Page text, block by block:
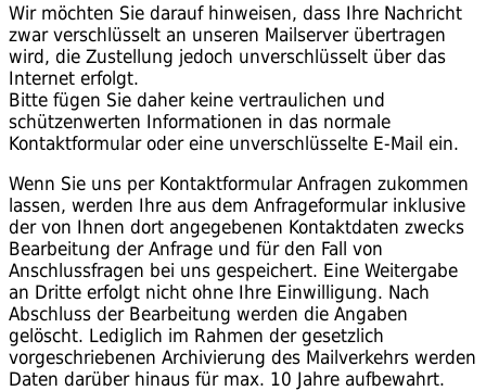
Wir möchten Sie darauf hinweisen, dass Ihre Nachricht
zwar verschlüsselt an unseren Mailserver übertragen
wird, die Zustellung jedoch unverschlüsselt über das
Internet erfolgt.
Bitte fügen Sie daher keine vertraulichen und
schützenwerten Informationen in das normale
Kontaktformular oder eine unverschlüsselte E-Mail ein.
Wenn Sie uns per Kontaktformular Anfragen zukommen
lassen, werden Ihre aus dem Anfrageformular inklusive
der von Ihnen dort angegebenen Kontaktdaten zwecks
Bearbeitung der Anfrage und für den Fall von
Anschlussfragen bei uns gespeichert. Eine Weitergabe
an Dritte erfolgt nicht ohne Ihre Einwilligung. Nach
Abschluss der Bearbeitung werden die Angaben
gelöscht. Lediglich im Rahmen der gesetzlich
vorgeschriebenen Archivierung des Mailverkehrs werden
Daten darüber hinaus für max. 10 Jahre aufbewahrt.